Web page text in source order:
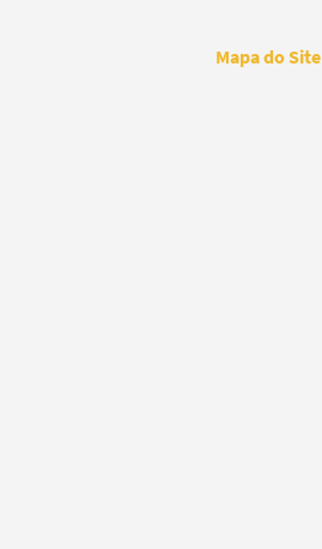
Mapa do Site